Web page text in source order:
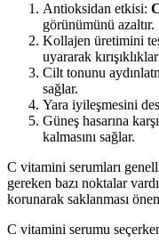
Antioksidan etkisi:
görünümünü azaltır.
Kollajen üretimini
uyararak
Cilt tonunu
sağlar.
Yara iyileşmesini
Güneş hasarına
kalmasını sağlar.
C vitamini serumları
gereken bazı noktalar
korunarak saklanması
C vitamini serumu